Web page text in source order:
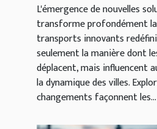
L'émergence de nouvelles
transforme profondément la
transports innovants
seulement la manière dont
déplacent, mais influencent
la dynamique des villes.
changements façonnent les...